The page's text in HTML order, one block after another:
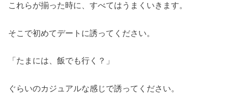
これらが揃った時に、すべてはうまくいきます。
そこで初めてデートに誘ってください。
「たまには、飯でも行く？」
ぐらいのカジュアルな感じで誘ってください。